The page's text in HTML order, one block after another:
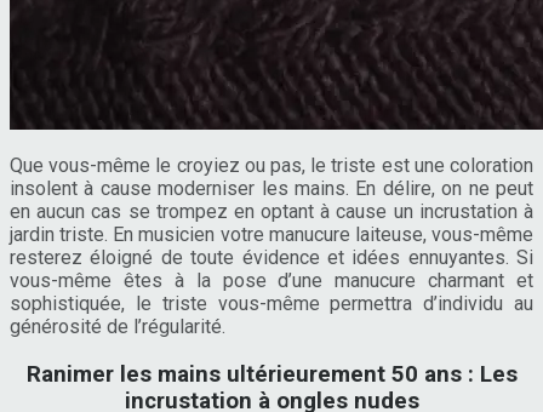
Que vous-même le croyiez ou pas, le triste est une coloration
insolent à cause moderniser les mains. En délire, on ne peut
en aucun cas se trompez en optant à cause un incrustation à
jardin triste. En musicien votre manucure laiteuse, vous-même
resterez éloigné de toute évidence et idées ennuyantes. Si
vous-même êtes à la pose d’une manucure charmant et
sophistiquée, le triste vous-même permettra d’individu au
générosité de l’régularité.
Ranimer les mains ultérieurement 50 ans : Les
incrustation à ongles nudes